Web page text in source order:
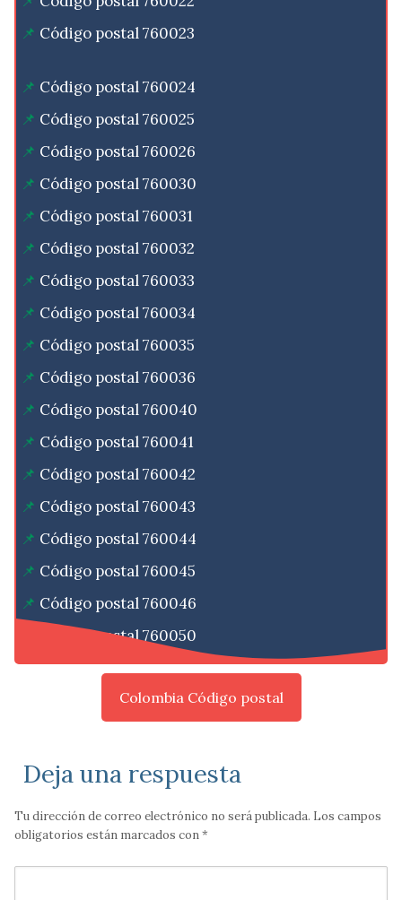
Código postal 760023
Código postal 760024
Código postal 760025
Código postal 760026
Código postal 760030
Código postal 760031
Código postal 760032
Código postal 760033
Código postal 760034
Código postal 760035
Código postal 760036
Código postal 760040
Código postal 760041
Código postal 760042
Código postal 760043
Código postal 760044
Código postal 760045
Código postal 760046
Código postal 760050
Colombia Código postal
Deja una respuesta
Tu dirección de correo electrónico no será publicada. Los campos
obligatorios están marcados con*